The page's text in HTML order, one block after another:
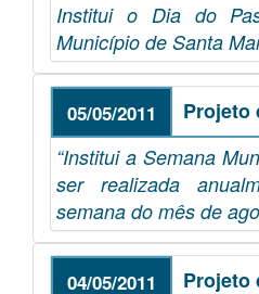
Institui o Dia do
Município de Santa
05/05/2011 Projeto
“Institui a Semana
ser realizada
semana do mês de
04/05/2011 Projeto